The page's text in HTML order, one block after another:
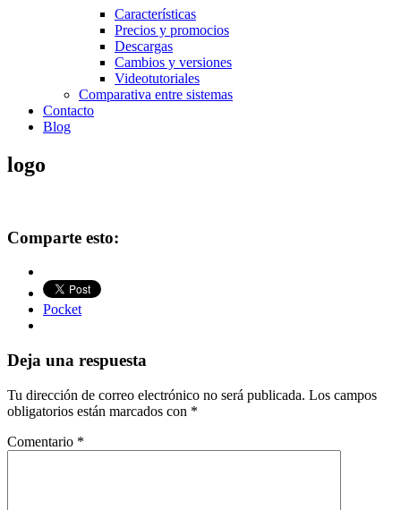
Características
Precios y promocios
Descargas
Cambios y versiones
Videotutoriales
Comparativa entre sistemas
Contacto
Blog
logo
Comparte esto:
Pocket
Deja una respuesta
Tu dirección de correo electrónico no será publicada. Los campos
obligatorios están marcados con *
Comentario *